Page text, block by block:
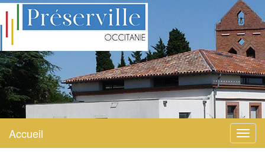
Préserville
Site officiel
Menu
Accueil